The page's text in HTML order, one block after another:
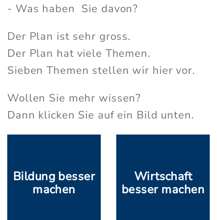
- Was haben Sie davon?
Der Plan ist sehr gross.
Der Plan hat viele Themen.
Sieben Themen stellen wir hier vor.
Wollen Sie mehr wissen?
Dann klicken Sie auf ein Bild unten.
Bildung besser
machen
Wirtschaft
besser machen